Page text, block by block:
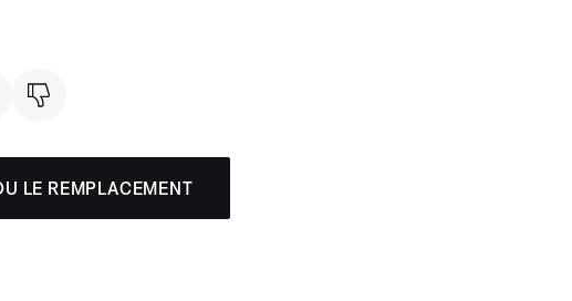
LE REMPLACEMENT